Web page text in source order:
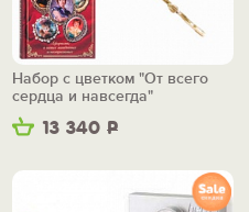
13 340 Р
Набор с цветком "От всего
сердца и навсегда"